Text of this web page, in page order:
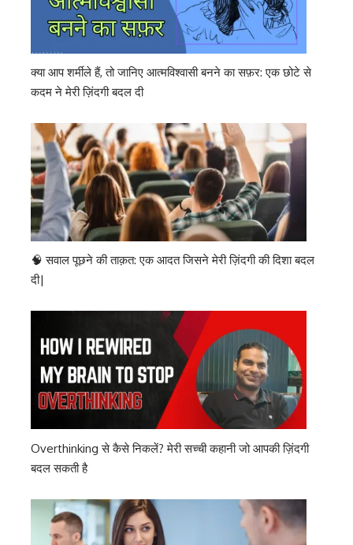
क्या आप शर्मीले हैं, तो जानिए आत्मविश्वासी बनने का सफ़र: एक छोटे से
कदम ने मेरी ज़िंदगी बदल दी
🧠 सवाल पूछने की ताक़त: एक आदत जिसने मेरी ज़िंदगी की दिशा बदल
दी|
Overthinking से कैसे निकलें? मेरी सच्ची कहानी जो आपकी ज़िंदगी
बदल सकती है